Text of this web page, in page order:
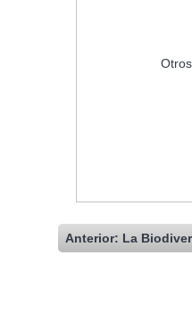
Otros
Anterior: La